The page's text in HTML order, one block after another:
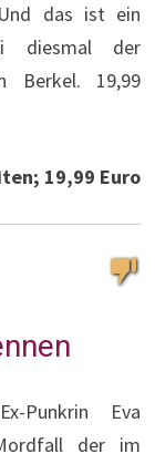
das ist ein
diesmal der
Berkel. 19,99
19,99 Euro
Punkrin Eva
der im